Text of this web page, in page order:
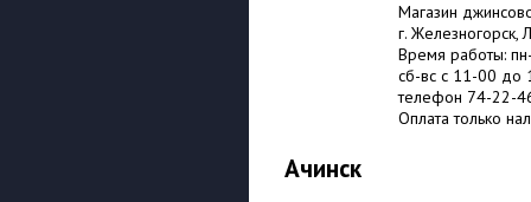
Магазин
г. Железногорск,
Время работы:
сб-вс с 11-00 до
телефон 74-22-
Оплата только
Ачинск